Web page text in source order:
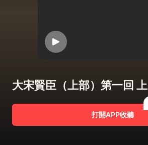
大宋賢臣（上部）第一回 上
打開APP收聽